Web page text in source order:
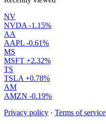
NV
NVDA -1.15%
AA
AAPL -0.61%
MS
MSFT +2.32%
TS
TSLA +0.78%
AM
AMZN -0.19%
Privacy policy · Terms of service